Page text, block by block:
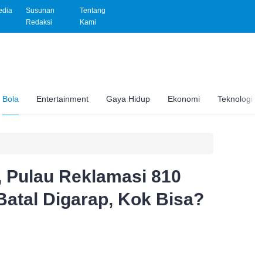
Susunan
Redaksi
Tentang
Kami
Bola Entertainment Gaya Hidup Ekonomi Teknologi
Pulau Reklamasi 810
Digarap, Kok Bisa?